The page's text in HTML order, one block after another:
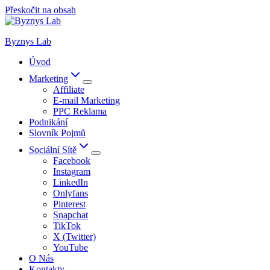
Přeskočit na obsah
Byznys Lab
Úvod
Marketing
Affiliate
E-mail Marketing
PPC Reklama
Podnikání
Slovník Pojmů
Sociální Sítě
Facebook
Instagram
LinkedIn
Onlyfans
Pinterest
Snapchat
TikTok
X (Twitter)
YouTube
O Nás